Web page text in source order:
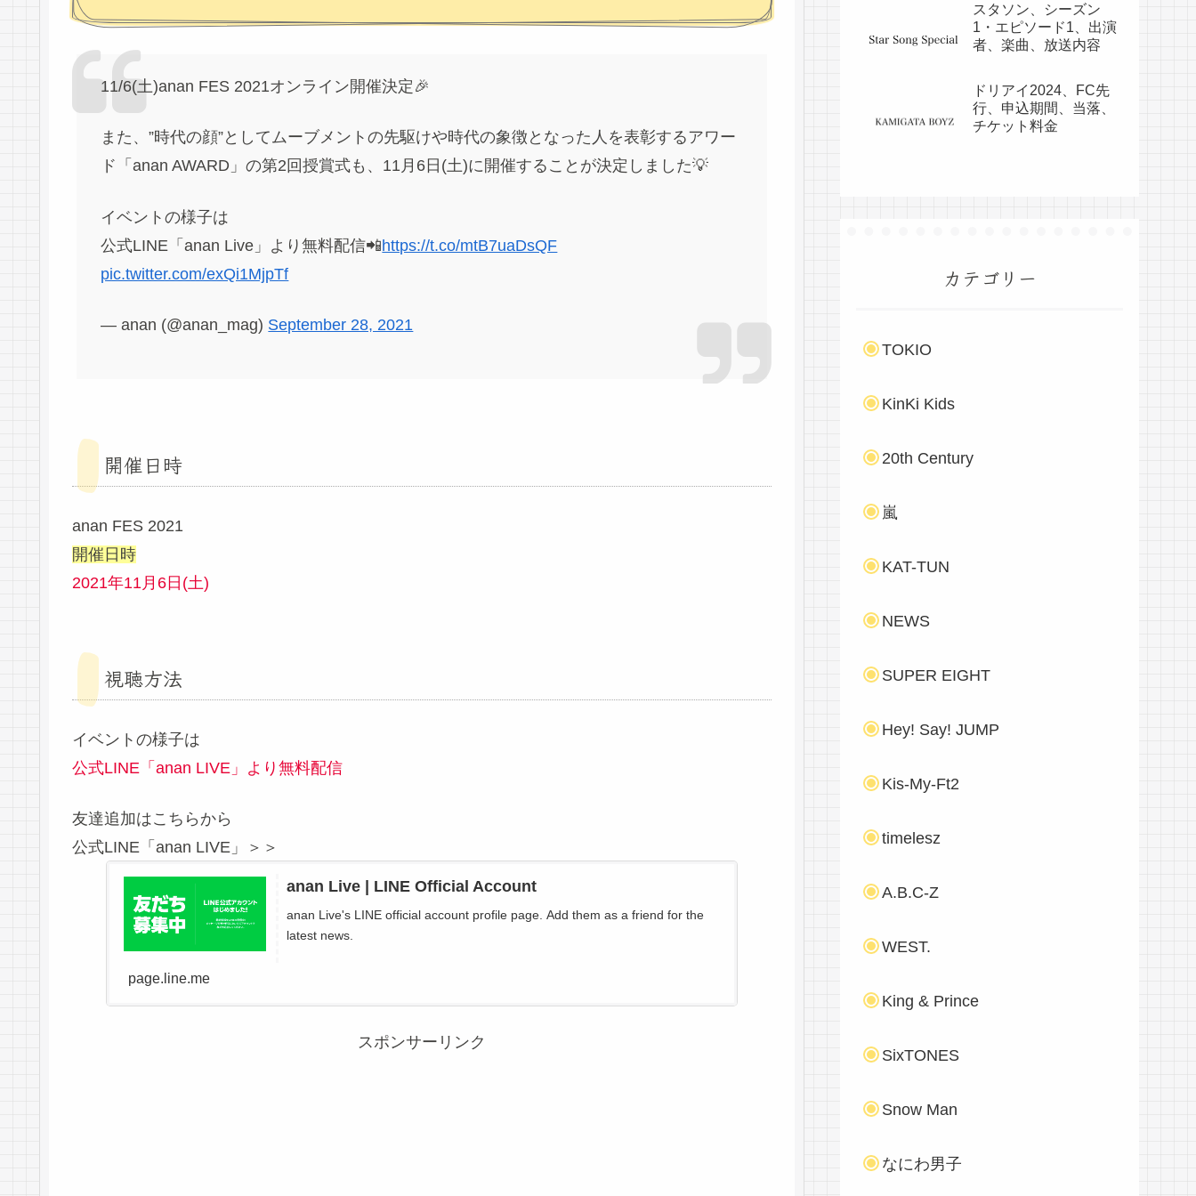
11/6(土)anan FES 2021オンライン開催決定🎉
また、”時代の顔”としてムーブメントの先駆けや時代の象徴となった人を表彰するアワー
ド「anan AWARD」の第2回授賞式も、11月6日(土)に開催することが決定しました💡
イベントの様子は
公式LINE「anan Live」より無料配信📲https://t.co/mtB7uaDsQF
pic.twitter.com/exQi1MjpTf
— anan (@anan_mag) September 28, 2021
開催日時
anan FES 2021
開催日時
2021年11月6日(土)
視聴方法
イベントの様子は
公式LINE「anan LIVE」より無料配信
友達追加はこちらから
公式LINE「anan LIVE」＞＞
anan Live | LINE Official Account
anan Live's LINE official account profile page. Add them as a friend for the
latest news.
page.line.me
スポンサーリンク
スタソン、シーズン
1・エピソード1、出演
者、楽曲、放送内容
ドリアイ2024、FC先
行、申込期間、当落、
チケット料金
カテゴリー
TOKIO
KinKi Kids
20th Century
嵐
KAT-TUN
NEWS
SUPER EIGHT
Hey! Say! JUMP
Kis-My-Ft2
timelesz
A.B.C-Z
WEST.
King & Prince
SixTONES
Snow Man
なにわ男子